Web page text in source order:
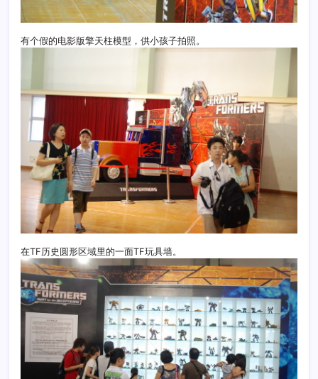
有个假的电影版擎天柱模型，供小孩子拍照。
在TF历史圆形区域里的一面TF玩具墙。